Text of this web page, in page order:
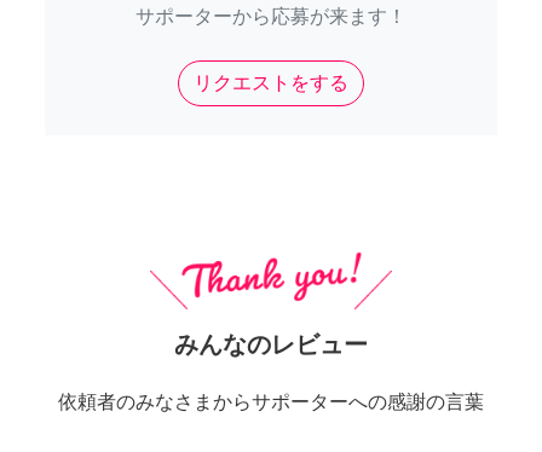
サポーターから応募が来ます！
リクエストをする
みんなのレビュー
依頼者のみなさまからサポーターへの感謝の言葉